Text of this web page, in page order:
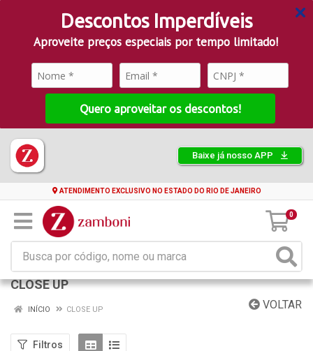
Descontos Imperdíveis
Aproveite preços especiais por tempo limitado!
Quero aproveitar os descontos!
Baixe já nosso APP
ATENDIMENTO EXCLUSIVO NO ESTADO DO RIO DE JANEIRO
0
CLOSE UP
VOLTAR
INÍCIO CLOSE UP
Filtros